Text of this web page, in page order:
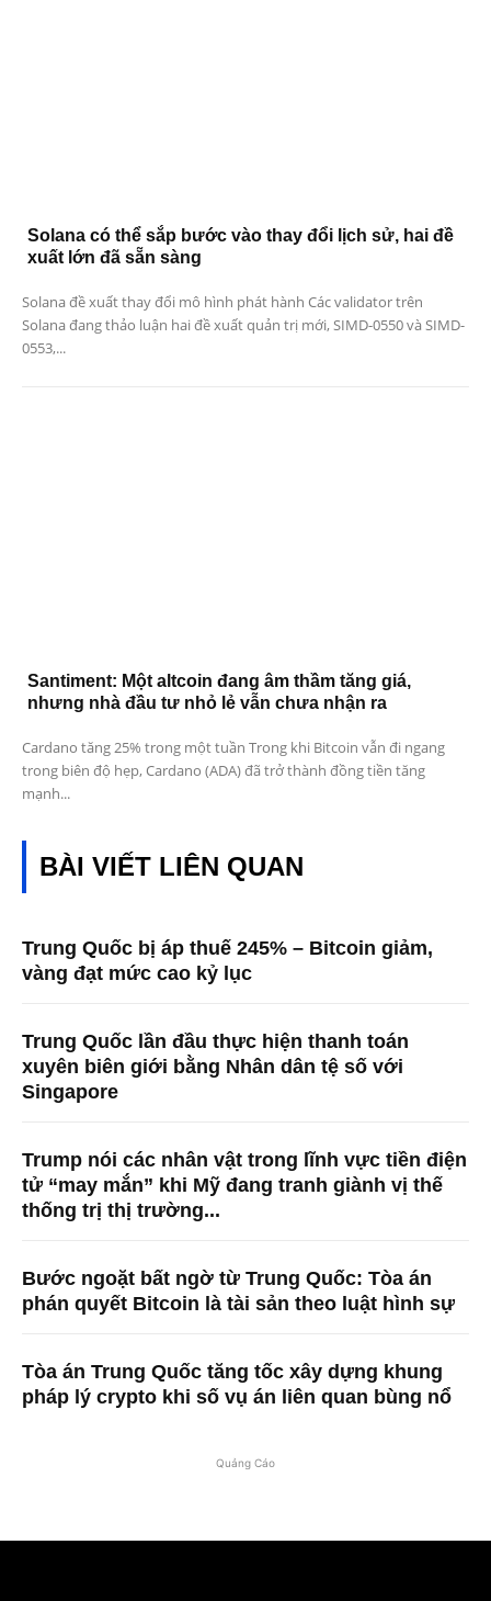
Solana có thể sắp bước vào thay đổi lịch sử, hai đề
xuất lớn đã sẵn sàng
Solana đề xuất thay đổi mô hình phát hành Các validator trên
Solana đang thảo luận hai đề xuất quản trị mới, SIMD-0550 và SIMD-
0553,...
Santiment: Một altcoin đang âm thầm tăng giá,
nhưng nhà đầu tư nhỏ lẻ vẫn chưa nhận ra
Cardano tăng 25% trong một tuần Trong khi Bitcoin vẫn đi ngang
trong biên độ hẹp, Cardano (ADA) đã trở thành đồng tiền tăng
mạnh...
BÀI VIẾT LIÊN QUAN
Trung Quốc bị áp thuế 245% – Bitcoin giảm,
vàng đạt mức cao kỷ lục
Trung Quốc lần đầu thực hiện thanh toán
xuyên biên giới bằng Nhân dân tệ số với
Singapore
Trump nói các nhân vật trong lĩnh vực tiền điện
tử “may mắn” khi Mỹ đang tranh giành vị thế
thống trị thị trường...
Bước ngoặt bất ngờ từ Trung Quốc: Tòa án
phán quyết Bitcoin là tài sản theo luật hình sự
Tòa án Trung Quốc tăng tốc xây dựng khung
pháp lý crypto khi số vụ án liên quan bùng nổ
Quảng Cáo